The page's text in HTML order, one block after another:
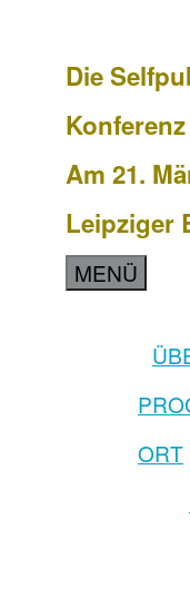
Die
Am 21.
Leipziger
MENÜ
ORT